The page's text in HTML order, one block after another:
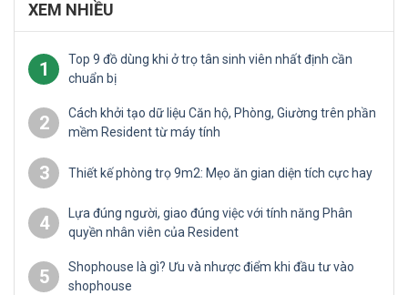
XEM NHIỀU
1
Top 9 đồ dùng khi ở trọ tân sinh viên nhất định cần
chuẩn bị
2
Cách khởi tạo dữ liệu Căn hộ, Phòng, Giường trên phần
mềm Resident từ máy tính
3 Thiết kế phòng trọ 9m2: Mẹo ăn gian diện tích cực hay
4
Lựa đúng người, giao đúng việc với tính năng Phân
quyền nhân viên của Resident
5
Shophouse là gì? Ưu và nhược điểm khi đầu tư vào
shophouse